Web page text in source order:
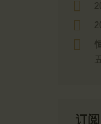
订阅